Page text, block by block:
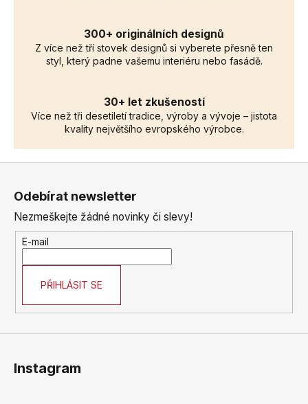
300+ originálních designů
Z více než tří stovek designů si vyberete přesně ten
styl, který padne vašemu interiéru nebo fasádě.
30+ let zkušeností
Více než tři desetiletí tradice, výroby a vývoje – jistota
kvality největšího evropského výrobce.
Odebírat newsletter
Nezmeškejte žádné novinky či slevy!
E-mail
PŘIHLÁSIT SE
Instagram